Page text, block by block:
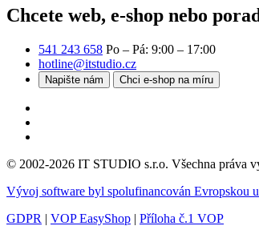
Chcete web, e-shop nebo
541 243 658 Po – Pá: 9:00 – 17:00
hotline@itstudio.cz
Napište nám Chci e-shop na míru
© 2002-2026 IT STUDIO s.r.o. Všechna práva
Vývoj software byl spolufinancován Evropskou
GDPR | VOP EasyShop | Příloha č.1 VOP